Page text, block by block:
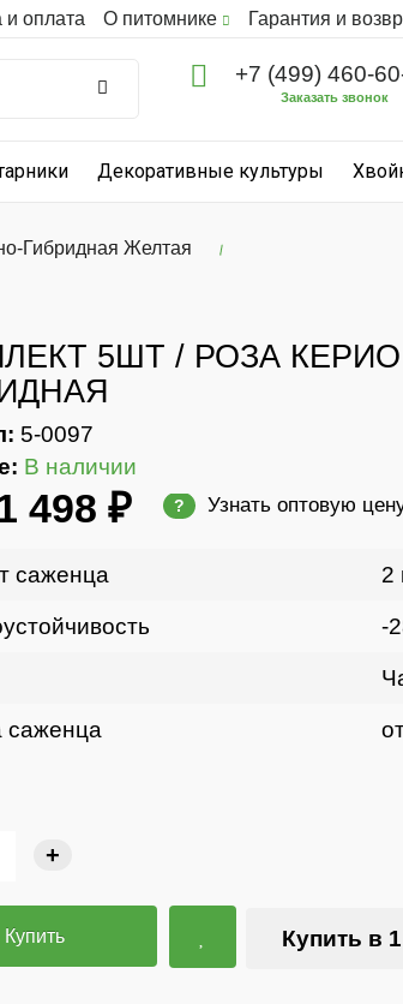
и оплата О питомнике Гарантия и
+7 (499) 460-
Заказать звонок
Декоративные культуры
Гибридная Желтая
5ШТ / РОЗА
5-0097
В наличии
498 ₽ ? Узнать оптовую
саженца 2
-
саженца
+
Купить Купить в